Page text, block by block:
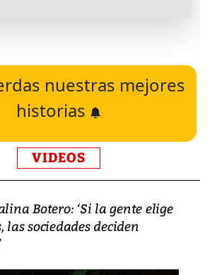
nuestras mejores
historias
VIDEOS
Botero: ‘Si la gente elige
sociedades deciden